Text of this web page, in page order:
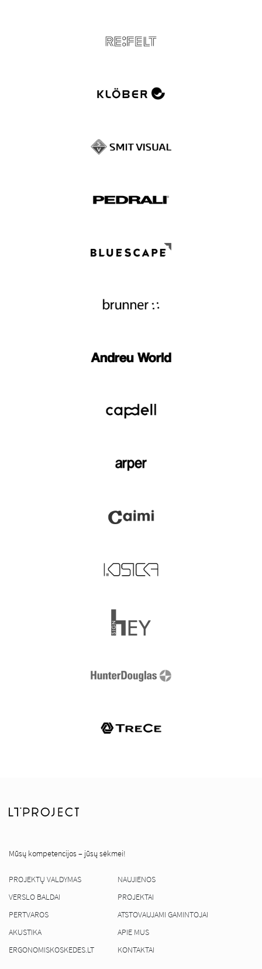
Mūsų kompetencijos – jūsų sėkmei!
PROJEKTŲ VALDYMAS
VERSLO BALDAI
PERTVAROS
AKUSTIKA
ERGONOMISKOSKEDES.LT
NAUJIENOS
PROJEKTAI
ATSTOVAUJAMI GAMINTOJAI
APIE MUS
KONTAKTAI